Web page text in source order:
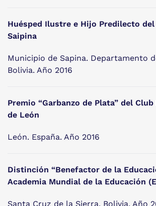
Huésped Ilustre e Hijo Predilecto
Saipina
Municipio de Sapina. Departamento
Bolivia. Año 2016
Premio “Garbanzo de Plata” del
de León
León. España. Año 2016
Distinción “Benefactor de la
Academia Mundial de la Educación
Santa Cruz de la Sierra. Bolivia. Año